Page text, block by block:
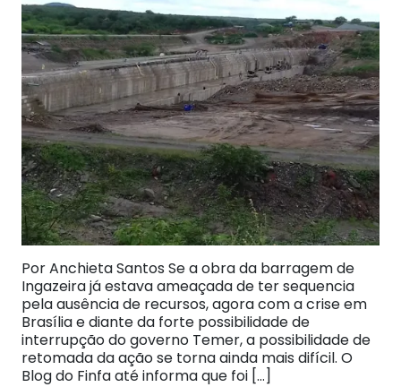
Por Anchieta Santos Se a obra da barragem de
Ingazeira já estava ameaçada de ter sequencia
pela ausência de recursos, agora com a crise em
Brasília e diante da forte possibilidade de
interrupção do governo Temer, a possibilidade de
retomada da ação se torna ainda mais difícil. O
Blog do Finfa até informa que foi […]